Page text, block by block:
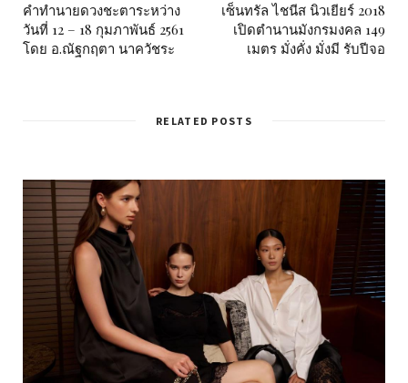
คำทำนายดวงชะตาระหว่าง
วันที่ 12 – 18 กุมภาพันธ์ 2561
โดย อ.ณัฐกฤตา นาควัชระ
เซ็นทรัล ไชนีส นิวเยียร์ 2018
เปิดตำนานมังกรมงคล 149
เมตร มั่งคั่ง มั่งมี รับปีจอ
RELATED POSTS